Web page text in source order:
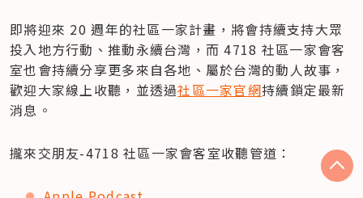
即將迎來 20 週年的社區一家計畫，將會持續支持大眾
投入地方行動、推動永續台灣，而 4718 社區一家會客
室也會持續分享更多來自各地、屬於台灣的動人故事，
歡迎大家線上收聽，並透過社區一家官網持續鎖定最新
消息。
攏來交朋友-4718 社區一家會客室收聽管道：